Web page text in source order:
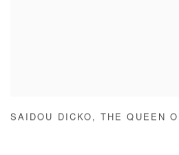
SAIDOU DICKO , THE QUEEN